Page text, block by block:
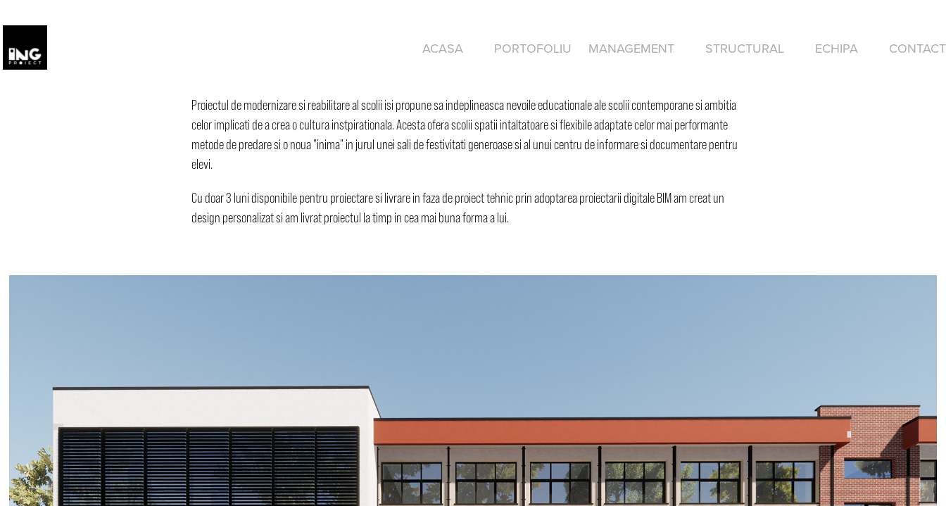
ACASA PORTOFOLIU MANAGEMENT STRUCTURAL ECHIPA CONTACT
Proiectul de modernizare si reabilitare al scolii isi propune sa indeplineasca nevoile educationale ale scolii contemporane si ambitia
celor implicati de a crea o cultura instpirationala. Acesta ofera scolii spatii intaltatoare si flexibile adaptate celor mai performante
metode de predare si o noua "inima" in jurul unei sali de festivitati generoase si al unui centru de informare si documentare pentru
elevi.
Cu doar 3 luni disponibile pentru proiectare si livrare in faza de proiect tehnic prin adoptarea proiectarii digitale BIM am creat un
design personalizat si am livrat proiectul la timp in cea mai buna forma a lui.